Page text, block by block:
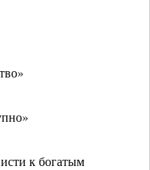
к богатым